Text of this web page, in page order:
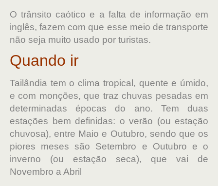
O trânsito caótico e a falta de informação em
inglês, fazem com que esse meio de transporte
não seja muito usado por turistas.
Quando ir
Tailândia tem o clima tropical, quente e úmido,
e com monções, que traz chuvas pesadas em
determinadas épocas do ano. Tem duas
estações bem definidas: o verão (ou estação
chuvosa), entre Maio e Outubro, sendo que os
piores meses são Setembro e Outubro e o
inverno (ou estação seca), que vai de
Novembro a Abril